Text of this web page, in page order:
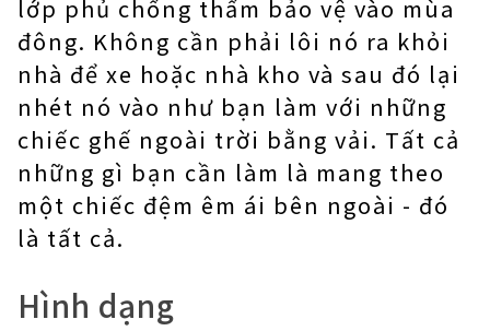
lớp phủ chống thấm bảo vệ vào mùa
đông. Không cần phải lôi nó ra khỏi
nhà để xe hoặc nhà kho và sau đó lại
nhét nó vào như bạn làm với những
chiếc ghế ngoài trời bằng vải. Tất cả
những gì bạn cần làm là mang theo
một chiếc đệm êm ái bên ngoài - đó
là tất cả.
Hình dạng